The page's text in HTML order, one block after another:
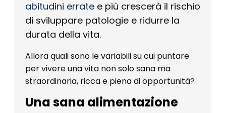
abitudini errate e più crescerà il rischio
di sviluppare patologie e ridurre la
durata della vita.
Allora quali sono le variabili su cui puntare
per vivere una vita non solo sana ma
straordinaria, ricca e piena di opportunità?
Una sana alimentazione